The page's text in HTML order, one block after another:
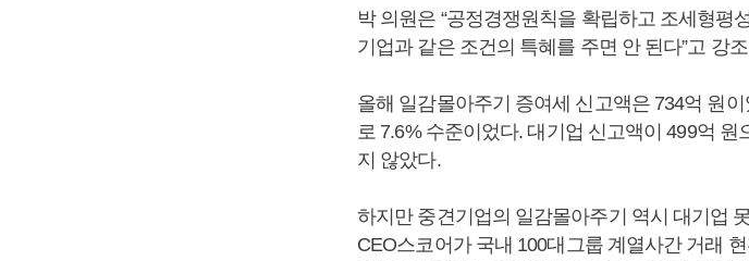
박 의원은 “공정경쟁원칙을 확립하고 조세형
기업과 같은 조건의 특혜를 주면 안 된다”고 강
올해 일감몰아주기 증여세 신고액은 734억 원
로 7.6% 수준이었다. 대기업 신고액이 499억
지 않았다.
하지만 중견기업의 일감몰아주기 역시 대기업
CEO스코어가 국내 100대그룹 계열사간 거래